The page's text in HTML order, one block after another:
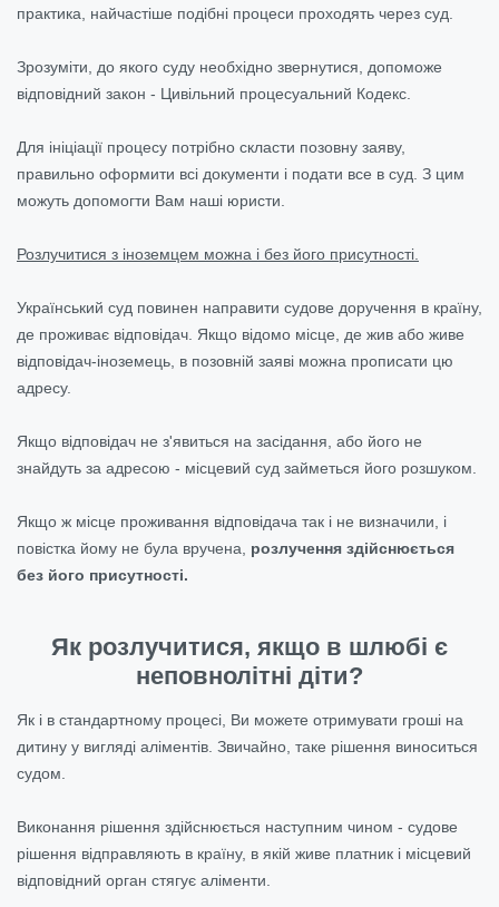
практика, найчастіше подібні процеси проходять через суд.
Зрозуміти, до якого суду необхідно звернутися, допоможе
відповідний закон - Цивільний процесуальний Кодекс.
Для ініціації процесу потрібно скласти позовну заяву,
правильно оформити всі документи і подати все в суд. З цим
можуть допомогти Вам наші юристи.
Розлучитися з іноземцем можна і без його присутності.
Український суд повинен направити судове доручення в країну,
де проживає відповідач. Якщо відомо місце, де жив або живе
відповідач-іноземець, в позовній заяві можна прописати цю
адресу.
Якщо відповідач не з'явиться на засідання, або його не
знайдуть за адресою - місцевий суд займеться його розшуком.
Якщо ж місце проживання відповідача так і не визначили, і
повістка йому не була вручена, розлучення здійснюється
без його присутності.
Як розлучитися, якщо в шлюбі є
неповнолітні діти?
Як і в стандартному процесі, Ви можете отримувати гроші на
дитину у вигляді аліментів. Звичайно, таке рішення виноситься
судом.
Виконання рішення здійснюється наступним чином - судове
рішення відправляють в країну, в якій живе платник і місцевий
відповідний орган стягує аліменти.